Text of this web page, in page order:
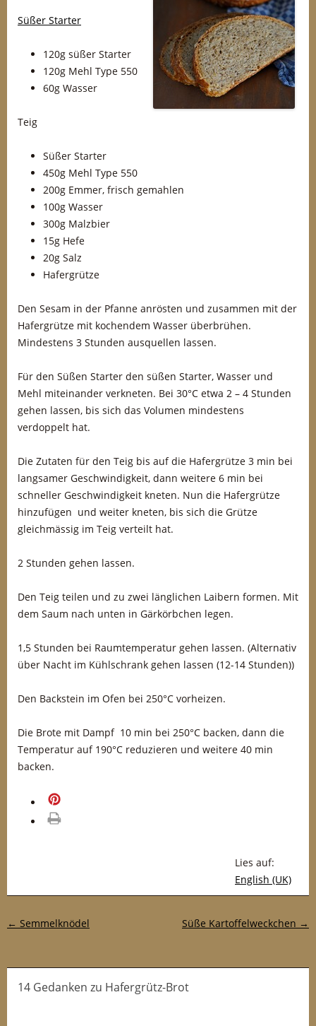
Süßer Starter
120g süßer Starter
120g Mehl Type 550
60g Wasser
Teig
Süßer Starter
450g Mehl Type 550
200g Emmer, frisch gemahlen
100g Wasser
300g Malzbier
15g Hefe
20g Salz
Hafergrütze
Den Sesam in der Pfanne anrösten und zusammen mit der
Hafergrütze mit kochendem Wasser überbrühen.
Mindestens 3 Stunden ausquellen lassen.
Für den Süßen Starter den süßen Starter, Wasser und
Mehl miteinander verkneten. Bei 30°C etwa 2 – 4 Stunden
gehen lassen, bis sich das Volumen mindestens
verdoppelt hat.
Die Zutaten für den Teig bis auf die Hafergrütze 3 min bei
langsamer Geschwindigkeit, dann weitere 6 min bei
schneller Geschwindigkeit kneten. Nun die Hafergrütze
hinzufügen und weiter kneten, bis sich die Grütze
gleichmässig im Teig verteilt hat.
2 Stunden gehen lassen.
Den Teig teilen und zu zwei länglichen Laibern formen. Mit
dem Saum nach unten in Gärkörbchen legen.
1,5 Stunden bei Raumtemperatur gehen lassen. (Alternativ
über Nacht im Kühlschrank gehen lassen (12-14 Stunden))
Den Backstein im Ofen bei 250°C vorheizen.
Die Brote mit Dampf 10 min bei 250°C backen, dann die
Temperatur auf 190°C reduzieren und weitere 40 min
backen.
Lies auf:
English (UK)
Post-Navigation
← Semmelknödel Süße Kartoffelweckchen →
14 Gedanken zu Hafergrütz-Brot